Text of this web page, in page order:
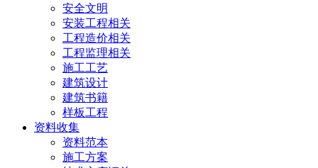
安全文明
安装工程相关
工程造价相关
工程监理相关
施工工艺
建筑设计
建筑书籍
样板工程
资料收集
资料范本
施工方案